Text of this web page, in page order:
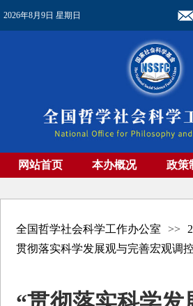
2026年8月9日 星期日
网站首页 本办概况 政策
全国哲学社会科学工作办公室 >>
贯彻落实科学发展观与完善宏观调